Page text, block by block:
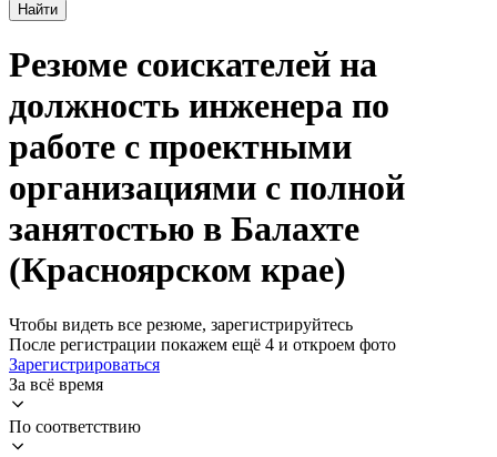
Найти
Резюме соискателей на
должность инженера по
работе с проектными
организациями с полной
занятостью в Балахте
(Красноярском крае)
Чтобы видеть все резюме, зарегистрируйтесь
После регистрации покажем ещё 4 и откроем фото
Зарегистрироваться
За всё время
По соответствию